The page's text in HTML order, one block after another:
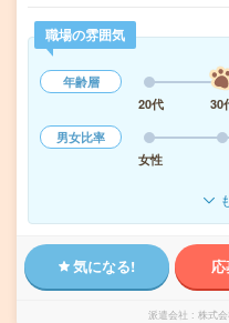
職場の雰囲気
年齢層
20代
30
男女比率
女性
気になる!
派遣会社 株式